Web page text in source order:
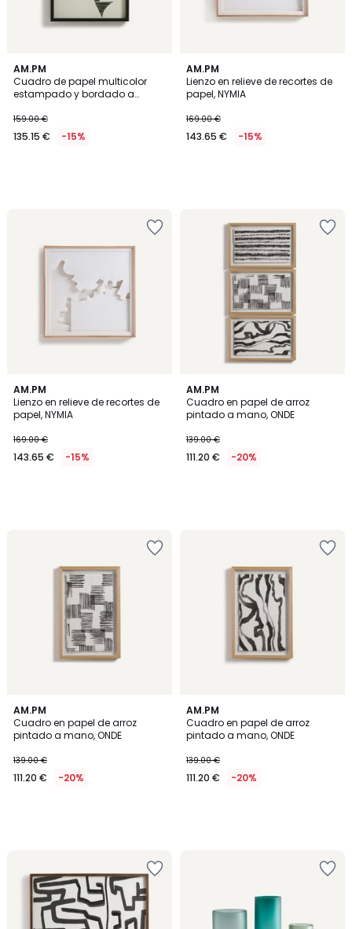
AM.PM
Cuadro de papel multicolor
estampado y bordado a
159.00 €
135.15 € -15%
AM.PM
Lienzo en relieve de recortes de
papel, NYMIA
169.00 €
143.65 € -15%
AM.PM
Lienzo en relieve de recortes de
papel, NYMIA
169.00 €
143.65 € -15%
AM.PM
Cuadro en papel de arroz
pintado a mano, ONDE
139.00 €
111.20 € -20%
AM.PM
Cuadro en papel de arroz
pintado a mano, ONDE
139.00 €
111.20 € -20%
AM.PM
Cuadro en papel de arroz
pintado a mano, ONDE
139.00 €
111.20 € -20%